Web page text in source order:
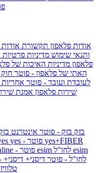
אודות פלאפון תקשורת
ותנאי שימוש מדיניות
פלאפון מדיניות האיכות של
האתי של פלאפון - פוטר
לעובדת ועובד - פוטר
שירות פלאפון אמנת
בזק בזק - פוטר אינטרנט
yes+FIBER
esim
לחו"ל - פוטר דיסני+